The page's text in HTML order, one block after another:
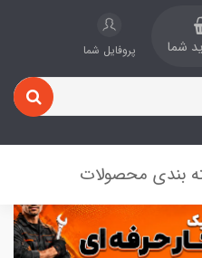
شما پروفایل شما
بندی محصولات